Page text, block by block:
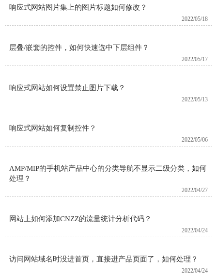
响应式网站图片集上的图片标题如何修改？
2022/05/18
层叠/嵌套的控件，如何快速选中下层组件？
2022/05/17
响应式网站如何设置禁止图片下载？
2022/05/13
响应式网站如何复制控件？
2022/05/06
AMP/MIP的手机站产品中心的分类导航不显示二级分类，如何
处理？
2022/04/27
网站上如何添加CNZZ的流量统计分析代码？
2022/04/24
访问网站域名时没进首页，直接进产品页面了，如何处理？
2022/04/24